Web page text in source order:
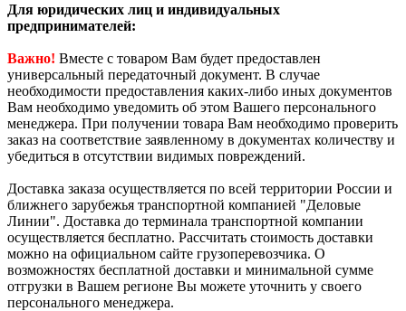
Для юридических лиц и индивидуальных
предпринимателей:
Важно! Вместе с товаром Вам будет предоставлен
универсальный передаточный документ. В случае
необходимости предоставления каких-либо иных документов
Вам необходимо уведомить об этом Вашего персонального
менеджера. При получении товара Вам необходимо проверить
заказ на соответствие заявленному в документах количеству и
убедиться в отсутствии видимых повреждений.
Доставка заказа осуществляется по всей территории России и
ближнего зарубежья транспортной компанией "Деловые
Линии". Доставка до терминала транспортной компании
осуществляется бесплатно. Рассчитать стоимость доставки
можно на официальном сайте грузоперевозчика. О
возможностях бесплатной доставки и минимальной сумме
отгрузки в Вашем регионе Вы можете уточнить у своего
персонального менеджера.